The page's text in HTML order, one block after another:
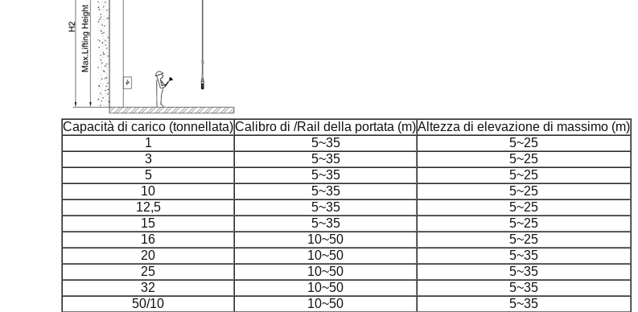
Capacità di carico (tonnellata)Calibro di /Rail della portata (m)Altezza di elevazione di massimo (m)
1
5~35
5~25
3
5~35
5~25
5
5~35
5~25
10
5~35
5~25
12,5
5~35
5~25
15
5~35
5~25
16
10~50
5~25
20
10~50
5~35
25
10~50
5~35
32
10~50
5~35
50/10
10~50
5~35